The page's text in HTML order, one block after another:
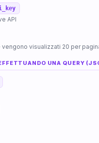
API
vengono visualizzati 20 per
UNA QUERY